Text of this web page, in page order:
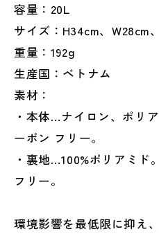
容量：20L
サイズ：H34cm、W28cm
重量：192g
生産国：ベトナム
素材：
・本体…ナイロン、ポリ
ーボン フリー。
・裏地…100%ポリアミド
フリー。
環境影響を最低限に抑え